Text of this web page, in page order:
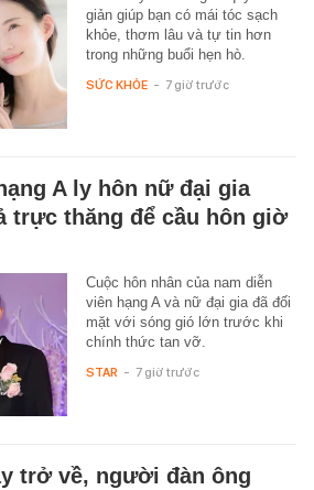
giản giúp bạn có mái tóc sạch
khỏe, thơm lâu và tự tin hơn
trong những buổi hẹn hò.
SỨC KHỎE - 7 giờ trước
A ly hôn nữ đại gia
trực thăng để cầu hôn giờ
Cuộc hôn nhân của nam diễn
viên hạng A và nữ đại gia đã đối
mặt với sóng gió lớn trước khi
chính thức tan vỡ.
STAR - 7 giờ trước
trở về, người đàn ông